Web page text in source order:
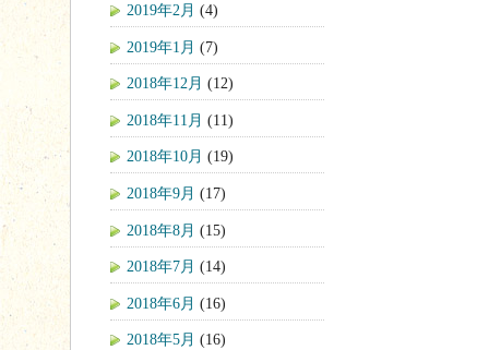
2019年2月 (4)
2019年1月 (7)
2018年12月 (12)
2018年11月 (11)
2018年10月 (19)
2018年9月 (17)
2018年8月 (15)
2018年7月 (14)
2018年6月 (16)
2018年5月 (16)